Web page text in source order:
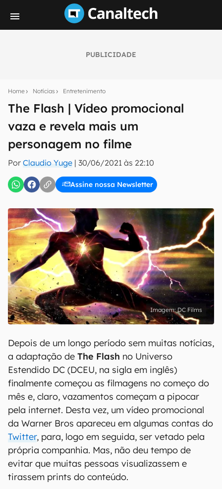
PUBLICIDADE
Home Notícias Entretenimento
The Flash | Vídeo promocional
vaza e revela mais um
personagem no filme
Por Claudio Yuge | 30/06/2021 às 22:10
Assine nossa Newsletter
notícias e reviews sobre tecnologia em primeira
mão.
E-mail
inscreva-se
Uso e Política de Privacidade do Canaltech.
DC Films
Depois de um longo período sem muitas notícias,
a adaptação de The Flash no Universo
Estendido DC (DCEU, na sigla em inglês)
finalmente começou as filmagens no começo do
mês e, claro, vazamentos começam a pipocar
pela internet. Desta vez, um vídeo promocional
da Warner Bros apareceu em algumas contas do
Twitter, para, logo em seguida, ser vetado pela
própria companhia. Mas, não deu tempo de
evitar que muitas pessoas visualizassem e
tirassem prints do conteúdo.